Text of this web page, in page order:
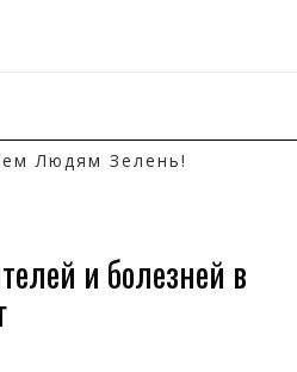
Людям Зелень!
и болезней в